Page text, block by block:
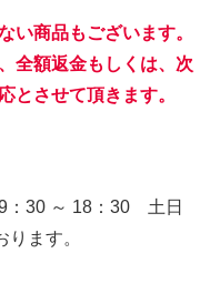
い商品もございます。
全額返金もしくは、次
とさせて頂きます。
：30 ～ 18：30 土日
ます。